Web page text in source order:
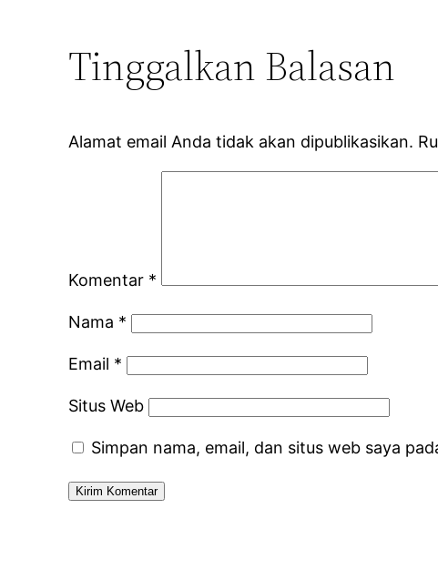
Tinggalkan Balasan
Alamat email Anda tidak akan dipublikasikan.
Komentar *
Nama *
Email *
Situs Web
Simpan nama, email, dan situs web saya